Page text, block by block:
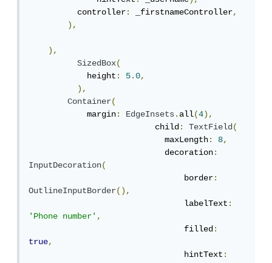
          controller
: _firstnameController,
),
),
SizedBox(
            height
: 5.0,
),
Container(
            margin
: EdgeInsets.all(4),
                          child
: TextField(
                            maxLength
: 8,
                            decoration
:
InputDecoration(
                                border
:
OutlineInputBorder(),
                                labelText
:
'Phone number',
                                filled
:
true,
                                hintText
: